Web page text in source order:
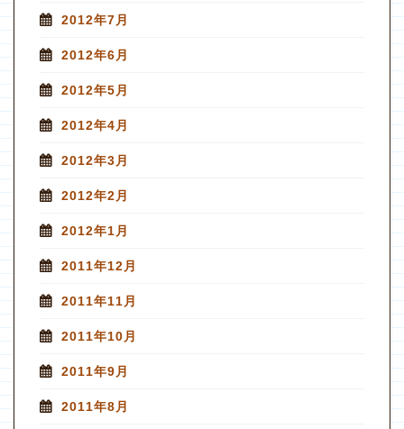
2012年7月
2012年6月
2012年5月
2012年4月
2012年3月
2012年2月
2012年1月
2011年12月
2011年11月
2011年10月
2011年9月
2011年8月